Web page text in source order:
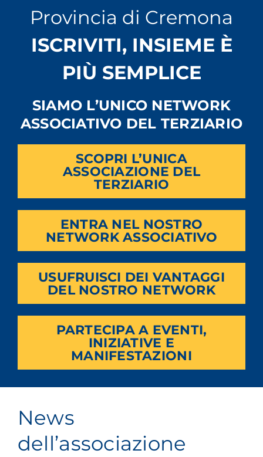
Provincia di Cremona
ISCRIVITI, INSIEME È
PIÙ SEMPLICE
SIAMO L’UNICO NETWORK
ASSOCIATIVO DEL TERZIARIO
SCOPRI L’UNICA
ASSOCIAZIONE DEL
TERZIARIO
ENTRA NEL NOSTRO
NETWORK ASSOCIATIVO
USUFRUISCI DEI VANTAGGI
DEL NOSTRO NETWORK
PARTECIPA A EVENTI,
INIZIATIVE E
MANIFESTAZIONI
News
dell’associazione